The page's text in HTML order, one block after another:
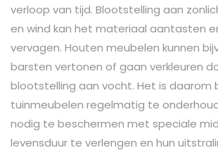
verloop van tijd. Blootstelling aan
en wind kan het materiaal aantasten
vervagen. Houten meubelen kunnen
barsten vertonen of gaan verkleuren
blootstelling aan vocht. Het is daarom
tuinmeubelen regelmatig te
nodig te beschermen met speciale
levensduur te verlengen en hun